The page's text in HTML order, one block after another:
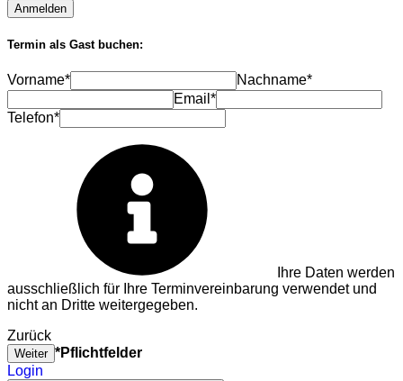
Anmelden
Termin als Gast buchen:
Vorname*
Nachname*
Email*
Telefon*
Ihre Daten werden
ausschließlich für Ihre Terminvereinbarung verwendet und
nicht an Dritte weitergegeben.
Zurück
Weiter *Pflichtfelder
Login